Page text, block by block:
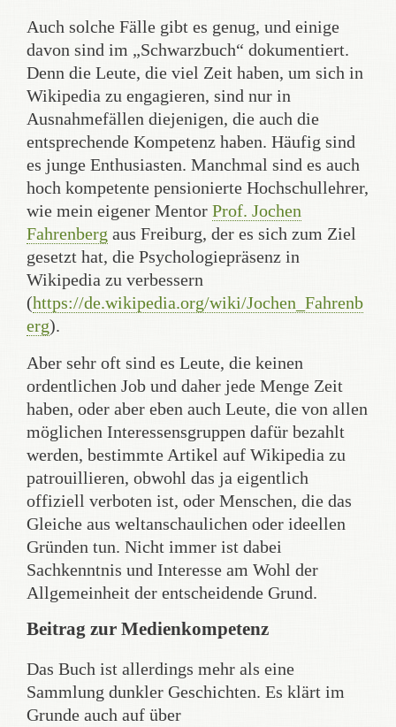
Auch solche Fälle gibt es genug, und einige
davon sind im „Schwarzbuch“ dokumentiert.
Denn die Leute, die viel Zeit haben, um sich in
Wikipedia zu engagieren, sind nur in
Ausnahmefällen diejenigen, die auch die
entsprechende Kompetenz haben. Häufig sind
es junge Enthusiasten. Manchmal sind es auch
hoch kompetente pensionierte Hochschullehrer,
wie mein eigener Mentor Prof. Jochen
Fahrenberg aus Freiburg, der es sich zum Ziel
gesetzt hat, die Psychologiepräsenz in
Wikipedia zu verbessern
(https://de.wikipedia.org/wiki/Jochen_Fahrenb
erg).
Aber sehr oft sind es Leute, die keinen
ordentlichen Job und daher jede Menge Zeit
haben, oder aber eben auch Leute, die von allen
möglichen Interessensgruppen dafür bezahlt
werden, bestimmte Artikel auf Wikipedia zu
patrouillieren, obwohl das ja eigentlich
offiziell verboten ist, oder Menschen, die das
Gleiche aus weltanschaulichen oder ideellen
Gründen tun. Nicht immer ist dabei
Sachkenntnis und Interesse am Wohl der
Allgemeinheit der entscheidende Grund.
Beitrag zur Medienkompetenz
Das Buch ist allerdings mehr als eine
Sammlung dunkler Geschichten. Es klärt im
Grunde auch auf über